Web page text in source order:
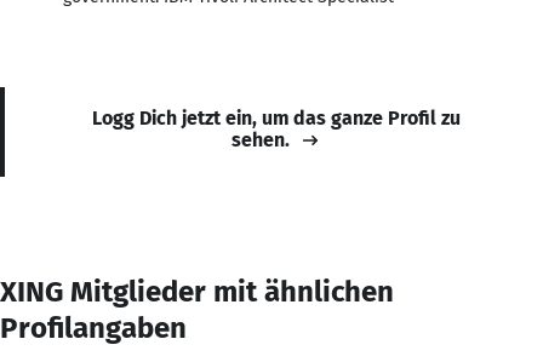
Logg Dich jetzt ein, um das ganze Profil zu
sehen.
XING Mitglieder mit ähnlichen
Profilangaben